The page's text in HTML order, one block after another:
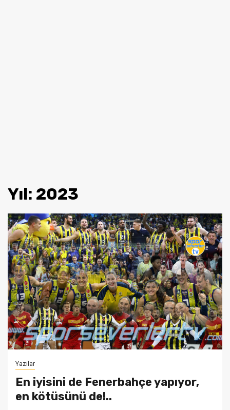
Yıl: 2023
Yazılar
En iyisini de Fenerbahçe yapıyor,
en kötüsünü de!..